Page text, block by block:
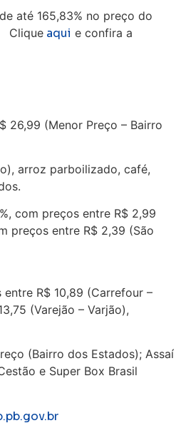
até 165,83% no preço do
Clique aqui e confira a
26,99 (Menor Preço – Bairro
arroz parboilizado, café,
com preços entre R$ 2,99
preços entre R$ 2,39 (São
R$ 10,89 (Carrefour –
(Varejão – Varjão),
(Bairro dos Estados); Assaí
e Super Box Brasil